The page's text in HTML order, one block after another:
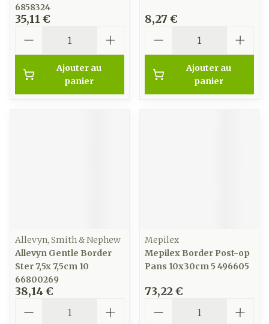
6858324
35,11 €
Ajouter au
panier
8,27 €
Ajouter au
panier
Allevyn, Smith & Nephew
Allevyn Gentle Border
Ster 7,5x 7,5cm 10
66800269
38,14 €
Mepilex
Mepilex Border Post-op
Pans 10x30cm 5 496605
73,22 €